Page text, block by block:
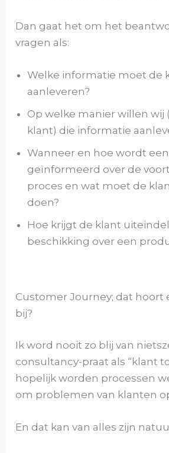
Dan gaat het om het
vragen als:
Welke informatie moet de
aanleveren?
Op welke manier willen wij
klant) die informatie
Wanneer en hoe wordt
geïnformeerd over de
proces en wat moet de
doen?
Hoe krijgt de klant
beschikking over een
Customer Journey; dat hoort
bij?
Ik word nooit zo blij van
consultancy-praat als “klant
hopelijk worden processen
om problemen van klanten
En dat kan van alles zijn